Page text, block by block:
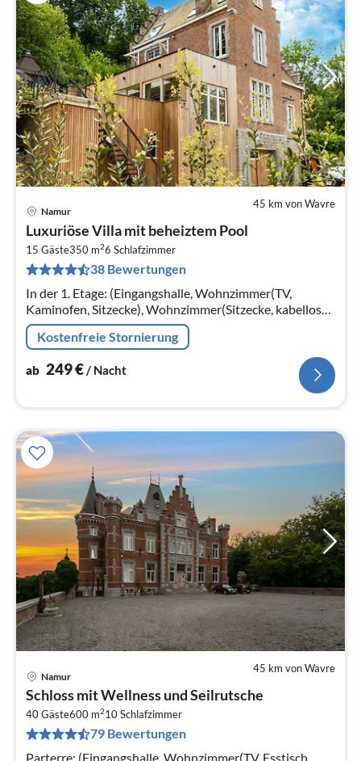
45 km von Wavre
Namur
Luxuriöse Villa mit beheiztem Pool
15 Gäste350 m26 Schlafzimmer
38 Bewertungen
In der 1. Etage: (Eingangshalle, Wohnzimmer(TV,
Kaminofen, Sitzecke), Wohnzimmer(Sitzecke, kabelloses
Musiksystem, Bar, Kaffeemaschine),
Esszimmer(Esstisch)
Kostenfreie Stornierung
ab 249€/ Nacht
45 km von Wavre
Namur
Schloss mit Wellness und Seilrutsche
40 Gäste600 m210Schlafzimmer
79 Bewertungen
Parterre: (Eingangshalle, Wohnzimmer(TV, Esstisch,